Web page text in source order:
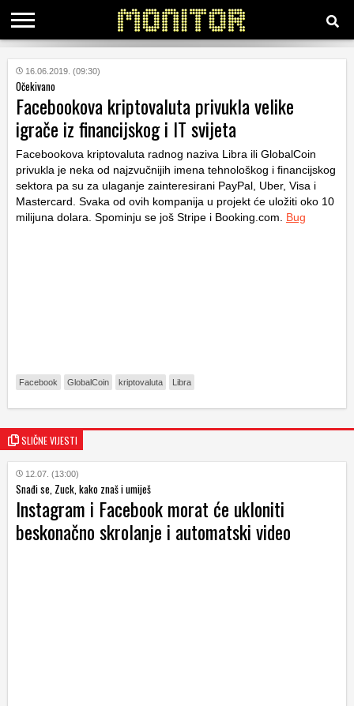
KATEGORIJE
HRVATSKI
WEB
16.06.2019. (09:30)
Očekivano
Facebookova kriptovaluta privukla velike
igrače iz financijskog i IT svijeta
Facebookova kriptovaluta radnog naziva Libra ili GlobalCoin
privukla je neka od najzvučnijih imena tehnološkog i financijskog
sektora pa su za ulaganje zainteresirani PayPal, Uber, Visa i
Mastercard. Svaka od ovih kompanija u projekt će uložiti oko 10
milijuna dolara. Spominju se još Stripe i Booking.com. Bug
Facebook GlobalCoin kriptovaluta Libra
SLIČNE VIJESTI
12.07. (13:00)
Snađi se, Zuck, kako znaš i umiješ
Instagram i Facebook morat će ukloniti
beskonačno skrolanje i automatski video